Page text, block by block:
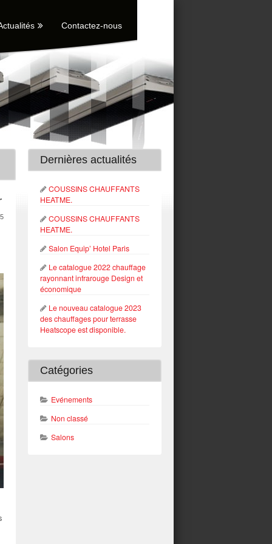
Contactez-nous
Dernières actualités
COUSSINS CHAUFFANTS
HEATME.
COUSSINS CHAUFFANTS
HEATME.
Salon Equip’ Hotel Paris
Le catalogue 2022 chauffage
rayonnant infrarouge Design et
économique
Le nouveau catalogue 2023
des chauffages pour terrasse
Heatscope est disponible.
Catégories
Evénements
Non classé
Salons